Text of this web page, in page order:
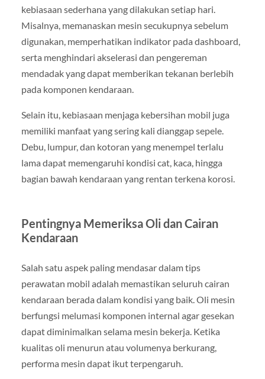
kebiasaan sederhana yang dilakukan setiap hari.
Misalnya, memanaskan mesin secukupnya sebelum
digunakan, memperhatikan indikator pada dashboard,
serta menghindari akselerasi dan pengereman
mendadak yang dapat memberikan tekanan berlebih
pada komponen kendaraan.
Selain itu, kebiasaan menjaga kebersihan mobil juga
memiliki manfaat yang sering kali dianggap sepele.
Debu, lumpur, dan kotoran yang menempel terlalu
lama dapat memengaruhi kondisi cat, kaca, hingga
bagian bawah kendaraan yang rentan terkena korosi.
Pentingnya Memeriksa Oli dan Cairan
Kendaraan
Salah satu aspek paling mendasar dalam tips
perawatan mobil adalah memastikan seluruh cairan
kendaraan berada dalam kondisi yang baik. Oli mesin
berfungsi melumasi komponen internal agar gesekan
dapat diminimalkan selama mesin bekerja. Ketika
kualitas oli menurun atau volumenya berkurang,
performa mesin dapat ikut terpengaruh.